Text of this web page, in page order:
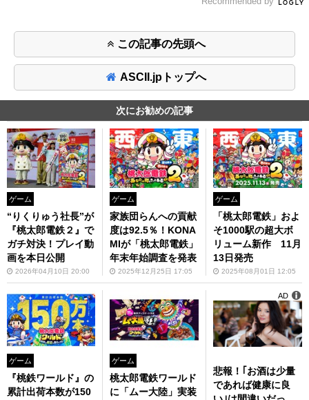
この記事の先頭へ
ASCII.jpトップへ
次にお勧めの記事
ゲーム
“りくりゅう社長”が
『桃太郎電鉄２』で
ガチ対決！プレイ動
画を本日公開
2026年04月10日 20:00
ゲーム
家族団らんへの貢献
度は92.5％！KONA
MIが「桃太郎電鉄」
年末年始調査を発表
2025年12月25日 17:05
ゲーム
「桃太郎電鉄」およ
そ1000駅の超大ボ
リューム新作 11月
13日発売
2025年08月01日 12:05
ゲーム
『桃鉄ワールド』の
累計出荷本数が150
ゲーム
桃太郎電鉄ワールド
に「ムー大陸」実装
悲報！｢お酒は少量
であれば健康に良
AD